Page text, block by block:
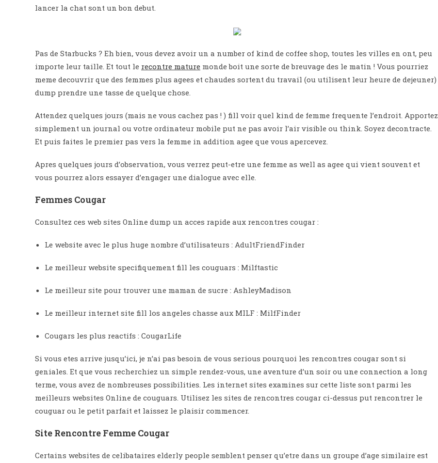
lancer la chat sont un bon debut.
Pas de Starbucks ? Eh bien, vous devez avoir un a number of kind de coffee shop, toutes les villes en ont, peu
importe leur taille. Et tout le recontre mature monde boit une sorte de breuvage des le matin ! Vous pourriez
meme decouvrir que des femmes plus agees et chaudes sortent du travail (ou utilisent leur heure de dejeuner)
dump prendre une tasse de quelque chose.
Attendez quelques jours (mais ne vous cachez pas ! ) fill voir quel kind de femme frequente l’endroit. Apportez
simplement un journal ou votre ordinateur mobile put ne pas avoir l’air visible ou think. Soyez decontracte.
Et puis faites le premier pas vers la femme in addition agee que vous apercevez.
Apres quelques jours d’observation, vous verrez peut-etre une femme as well as agee qui vient souvent et
vous pourrez alors essayer d’engager une dialogue avec elle.
Femmes Cougar
Consultez ces web sites Online dump un acces rapide aux rencontres cougar :
Le website avec le plus huge nombre d’utilisateurs : AdultFriendFinder
Le meilleur website specifiquement fill les couguars : Milftastic
Le meilleur site pour trouver une maman de sucre : AshleyMadison
Le meilleur internet site fill los angeles chasse aux MILF : MilfFinder
Cougars les plus reactifs : CougarLife
Si vous etes arrive jusqu’ici, je n’ai pas besoin de vous serious pourquoi les rencontres cougar sont si
geniales. Et que vous recherchiez un simple rendez-vous, une aventure d’un soir ou une connection a long
terme, vous avez de nombreuses possibilities. Les internet sites examines sur cette liste sont parmi les
meilleurs websites Online de couguars. Utilisez les sites de rencontres cougar ci-dessus put rencontrer le
couguar ou le petit parfait et laissez le plaisir commencer.
Site Rencontre Femme Cougar
Certains websites de celibataires elderly people semblent penser qu’etre dans un groupe d’age similaire est